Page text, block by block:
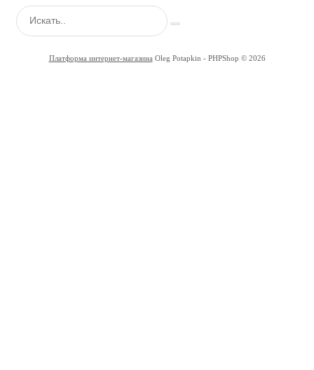
Платформа интернет-магазина Oleg Potapkin - PHPShop © 2026